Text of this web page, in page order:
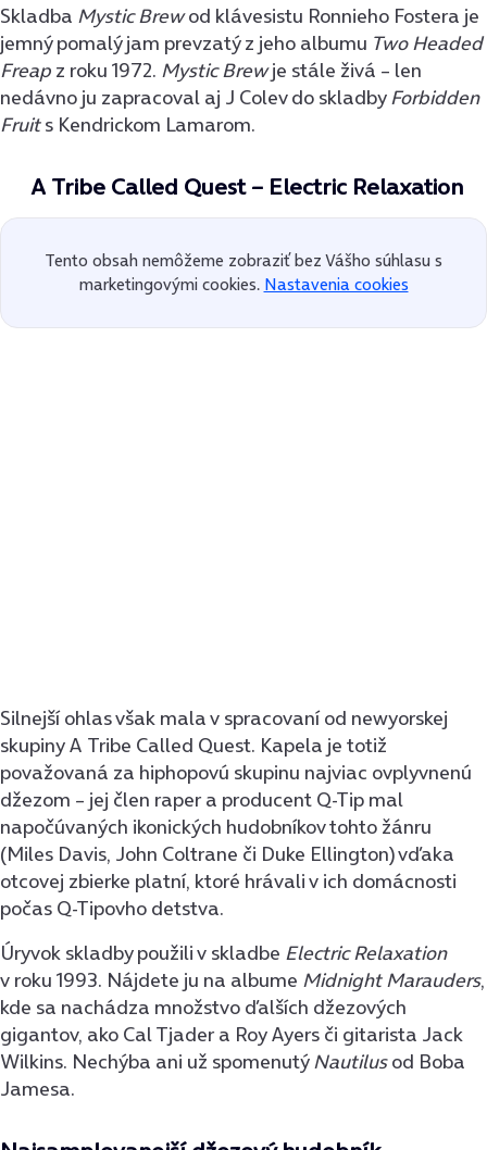
Skladba Mystic Brewod klávesistu Ronnieho Fostera je
jemný pomalý jam prevzatý z jeho albumu Two Headed
Freap z roku 1972. Mystic Brewje stále živá – len
nedávno ju zapracoval aj J Colev do skladbyForbidden
Fruits Kendrickom Lamarom.
A Tribe Called Quest – Electric Relaxation
Tento obsah nemôžeme zobraziť bez Vášho súhlasu s
marketingovými cookies. Nastavenia cookies
Silnejší ohlas však mala v spracovaní od newyorskej
skupiny A Tribe Called Quest. Kapela je totiž
považovaná za hiphopovú skupinu najviac ovplyvnenú
džezom – jej člen raper a producent Q-Tip mal
napočúvaných ikonických hudobníkov tohto žánru
(Miles Davis, John Coltrane či Duke Ellington) vďaka
otcovej zbierke platní, ktoré hrávali v ich domácnosti
počas Q-Tipovho detstva.
Úryvok skladby použili v skladbe Electric Relaxation
v roku 1993. Nájdete ju na albume Midnight Marauders,
kde sa nachádza množstvo ďalších džezových
gigantov, ako Cal Tjader a Roy Ayers či gitarista Jack
Wilkins. Nechýba ani už spomenutýNautilusod Boba
Jamesa.